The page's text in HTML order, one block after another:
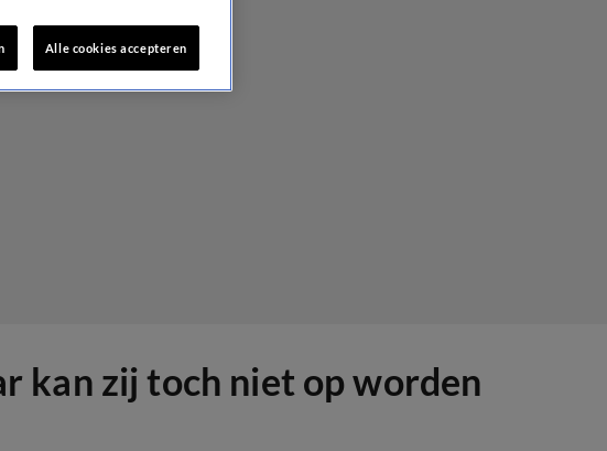
kan zij toch niet op worden
Alle cookies accepteren